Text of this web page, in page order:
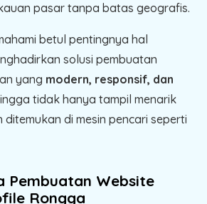
pasar tanpa batas geografis.
betul pentingnya hal
solusi pembuatan
yang modern, responsif, dan
tidak hanya tampil menarik
di mesin pencari seperti
Pembuatan Website
Rongga